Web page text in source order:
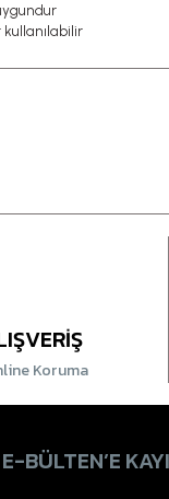
Koruma
E-BÜLTEN’E